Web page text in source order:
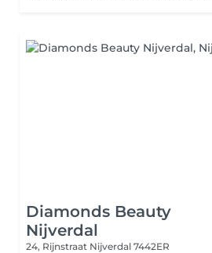
Diamonds Beauty
Nijverdal
24, Rijnstraat Nijverdal 7442ER